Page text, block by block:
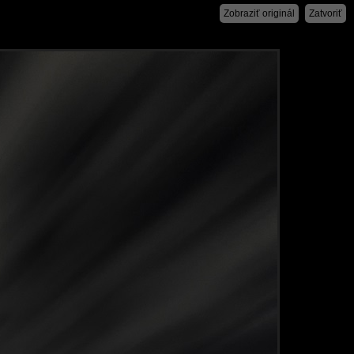
Zatvoriť
Zobraziť originál